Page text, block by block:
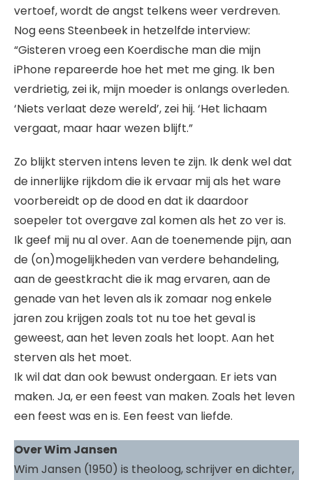
vertoef, wordt de angst telkens weer verdreven.
Nog eens Steenbeek in hetzelfde interview:
“Gisteren vroeg een Koerdische man die mijn
iPhone repareerde hoe het met me ging. Ik ben
verdrietig, zei ik, mijn moeder is onlangs overleden.
‘Niets verlaat deze wereld’, zei hij. ‘Het lichaam
vergaat, maar haar wezen blijft.”
Zo blijkt sterven intens leven te zijn. Ik denk wel dat
de innerlijke rijkdom die ik ervaar mij als het ware
voorbereidt op de dood en dat ik daardoor
soepeler tot overgave zal komen als het zo ver is.
Ik geef mij nu al over. Aan de toenemende pijn, aan
de (on)mogelijkheden van verdere behandeling,
aan de geestkracht die ik mag ervaren, aan de
genade van het leven als ik zomaar nog enkele
jaren zou krijgen zoals tot nu toe het geval is
geweest, aan het leven zoals het loopt. Aan het
sterven als het moet.
Ik wil dat dan ook bewust ondergaan. Er iets van
maken. Ja, er een feest van maken. Zoals het leven
een feest was en is. Een feest van liefde.
Over Wim Jansen
Wim Jansen (1950) is theoloog, schrijver en dichter,